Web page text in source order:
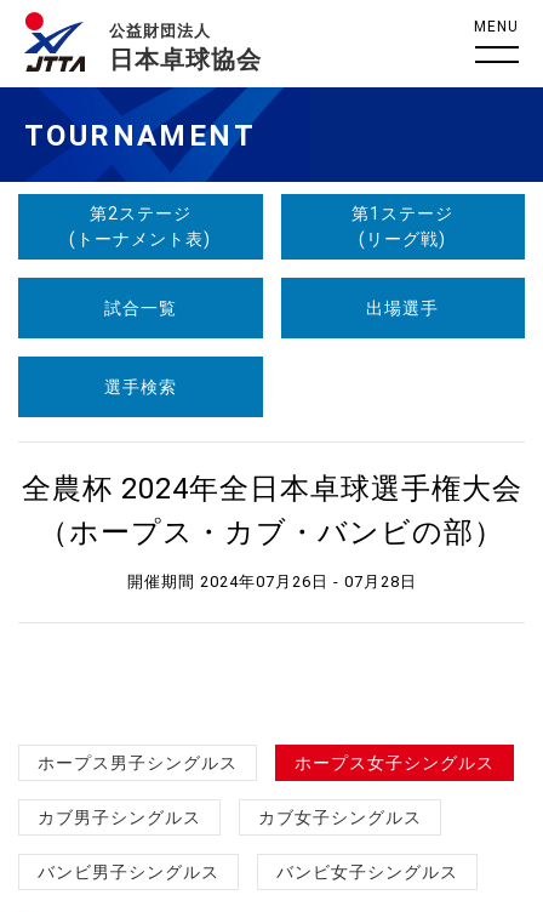
公益財団法人
日本卓球協会
MENU
TOURNAMENT
第2ステージ
(トーナメント表)
第1ステージ
(リーグ戦)
試合一覧 出場選手
選手検索
全農杯 2024年全日本卓球選手権大会
（ホープス・カブ・バンビの部）
開催期間 2024年07月26日 - 07月28日
ホープス男子シングルス ホープス女子シングルス
カブ男子シングルス カブ女子シングルス
バンビ男子シングルス バンビ女子シングルス